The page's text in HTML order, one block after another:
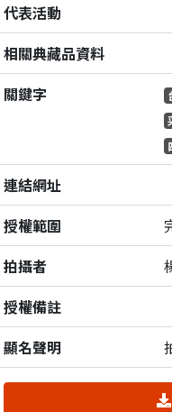
代表活動
相關典藏品資料
關鍵字
連結網址
授權範圍
拍攝者
授權備註
顯名聲明